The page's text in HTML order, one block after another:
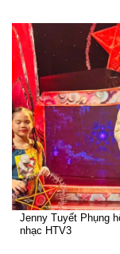
Jenny Tuyết Phụng
nhạc HTV3